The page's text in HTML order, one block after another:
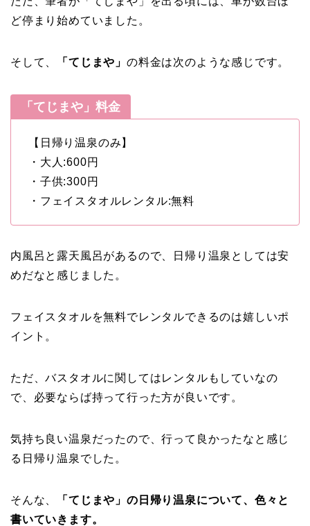
ど停まり始めていました。
そして、 「てじまや」の料金は次のような感じです。
「てじまや」料金
【日帰り温泉のみ】
・大人:600円
・子供:300円
・フェイスタオルレンタル:無料
内風呂と露天風呂があるので、日帰り温泉としては安
めだなと感じました。
フェイスタオルを無料でレンタルできるのは嬉しいポ
イント。
ただ、バスタオルに関してはレンタルもしていなの
で、必要ならば持って行った方が良いです。
気持ち良い温泉だったので、行って良かったなと感じ
る日帰り温泉でした。
そんな、
「てじまや」の日帰り温泉について、色々と
書いていきます。